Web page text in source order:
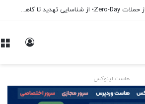
روش‌های جلوگیری از حملات Zero-Day؛ از شناسایی تهدید تا کاهش ریسک
هاست لینوکس